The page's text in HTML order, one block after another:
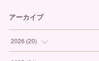
アーカイブ
2026 (20)